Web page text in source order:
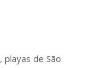
, playas de São